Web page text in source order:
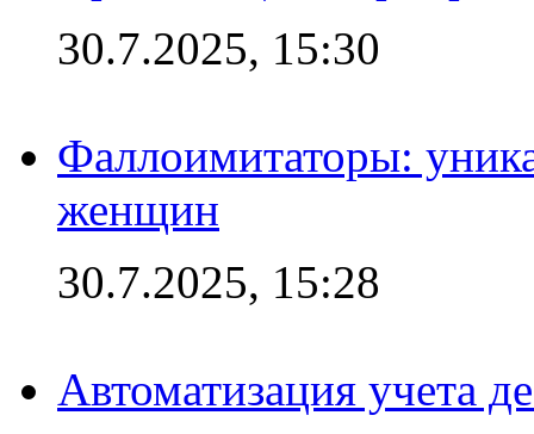
30.7.2025, 15:30
Фаллоимитаторы:
женщин
30.7.2025, 15:28
Автоматизация учета